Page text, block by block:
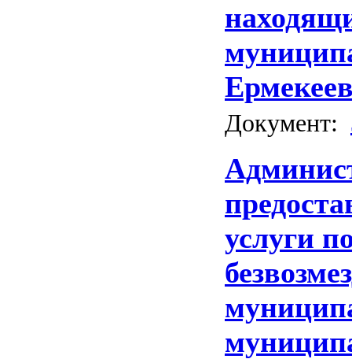
Документ:
услуги